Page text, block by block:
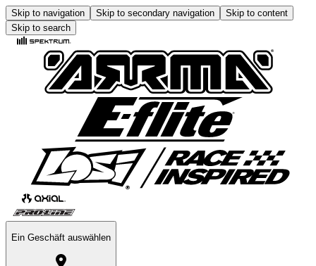
Skip to navigation Skip to secondary navigation
Skip to content
Skip to search
Ein Geschäft auswählen